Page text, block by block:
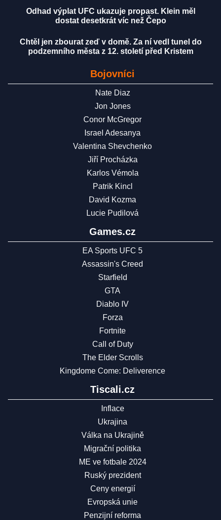
Odhad výplat UFC ukazuje propast. Klein měl
dostat desetkrát víc než Čepo
Chtěl jen zbourat zeď v domě. Za ní vedl tunel do
podzemního města z 12. století před Kristem
Bojovníci
Nate Diaz
Jon Jones
Conor McGregor
Israel Adesanya
Valentina Shevchenko
Jiří Procházka
Karlos Vémola
Patrik Kincl
David Kozma
Lucie Pudilová
Games.cz
EA Sports UFC 5
Assassin's Creed
Starfield
GTA
Diablo IV
Forza
Fortnite
Call of Duty
The Elder Scrolls
Kingdome Come: Deliverence
Tiscali.cz
Inflace
Ukrajina
Válka na Ukrajině
Migrační politika
ME ve fotbale 2024
Ruský prezident
Ceny energií
Evropská unie
Penzijní reforma